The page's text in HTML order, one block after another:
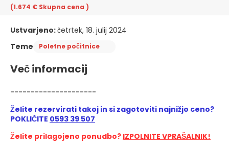
(1.674 € Skupna cena )
Ustvarjeno:četrtek, 18. julij 2024
Teme
Poletne počitnice
Več informacij
---------------------
Želite rezervirati takoj in si zagotoviti najnižjo ceno?
POKLIČITE 0593 39 507
Želite prilagojeno ponudbo? IZPOLNITE VPRAŠALNIK!